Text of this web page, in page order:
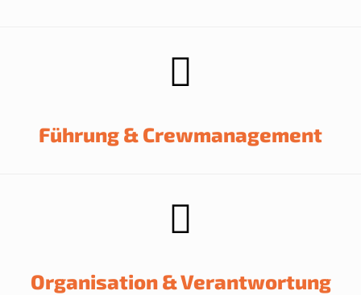
Führung & Crewmanagement
Organisation & Verantwortung